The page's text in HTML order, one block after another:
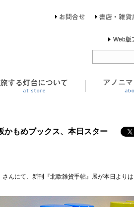
旅する灯台に
お問合せ
Web版
かもめブックス、本日スター
んにて、新刊『北欧雑貨手帖』展が本日よりは